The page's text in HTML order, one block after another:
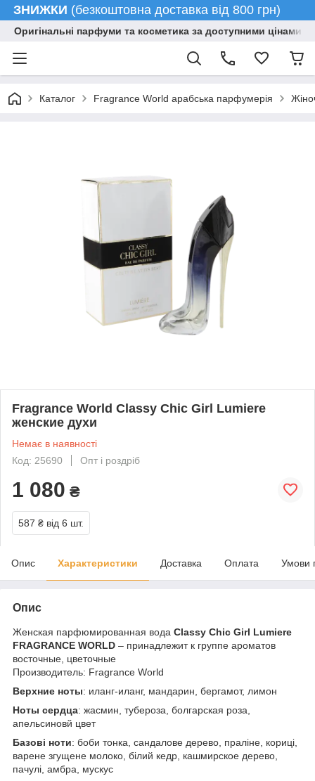
ЗНИЖКИ (безкоштовна доставка від 800 грн)
Оригінальні парфуми та косметика за доступними цінами
Каталог Fragrance World арабська парфумерія
Fragrance World Classy Chic Girl Lumiere
женские духи
Немає в наявності
Код: 25690
Опт і роздріб
1 080 ₴
587 ₴ від 6 шт.
Опис Характеристики Доставка Оплата Умови
Опис
Женская парфюмированная вода Classy Chic Girl Lumiere
FRAGRANCE WORLD – принадлежит к группе ароматов
восточные, цветочные
Производитель: Fragrance World
Верхние ноты: иланг-иланг, мандарин, бергамот, лимон
Ноты сердца: жасмин, тубероза, болгарская роза,
апельсиновй цвет
Базові ноти: боби тонка, сандалове дерево, праліне, кориці,
варене згущене молоко, білий кедр, кашмирское дерево,
пачулі, амбра, мускус